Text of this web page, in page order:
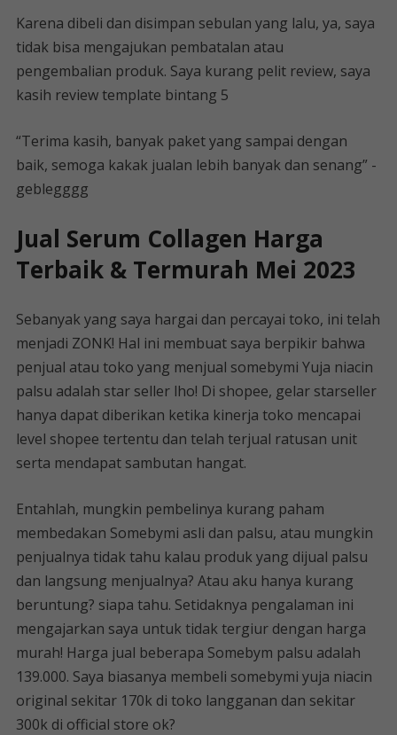
Karena dibeli dan disimpan sebulan yang lalu, ya, saya
tidak bisa mengajukan pembatalan atau
pengembalian produk. Saya kurang pelit review, saya
kasih review template bintang 5
“Terima kasih, banyak paket yang sampai dengan
baik, semoga kakak jualan lebih banyak dan senang” -
geblegggg
Jual Serum Collagen Harga
Terbaik & Termurah Mei 2023
Sebanyak yang saya hargai dan percayai toko, ini telah
menjadi ZONK! Hal ini membuat saya berpikir bahwa
penjual atau toko yang menjual somebymi Yuja niacin
palsu adalah star seller lho! Di shopee, gelar starseller
hanya dapat diberikan ketika kinerja toko mencapai
level shopee tertentu dan telah terjual ratusan unit
serta mendapat sambutan hangat.
Entahlah, mungkin pembelinya kurang paham
membedakan Somebymi asli dan palsu, atau mungkin
penjualnya tidak tahu kalau produk yang dijual palsu
dan langsung menjualnya? Atau aku hanya kurang
beruntung? siapa tahu. Setidaknya pengalaman ini
mengajarkan saya untuk tidak tergiur dengan harga
murah! Harga jual beberapa Somebym palsu adalah
139.000. Saya biasanya membeli somebymi yuja niacin
original sekitar 170k di toko langganan dan sekitar
300k di official store ok?